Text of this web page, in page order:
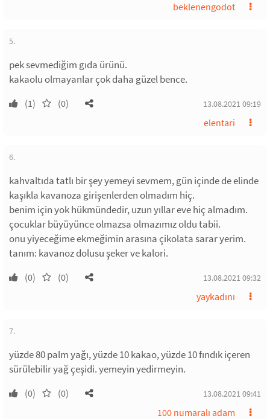
beklenengodot
5.
pek sevmediğim gıda ürünü.
kakaolu olmayanlar çok daha güzel bence.
(1) (0) 13.08.2021 09:19
elentari
6.
kahvaltıda tatlı bir şey yemeyi sevmem, gün içinde de elinde
kaşıkla kavanoza girişenlerden olmadım hiç.
benim için yok hükmündedir, uzun yıllar eve hiç almadım.
çocuklar büyüyünce olmazsa olmazımız oldu tabii.
onu yiyeceğime ekmeğimin arasına çikolata sarar yerim.
tanım: kavanoz dolusu şeker ve kalori.
(0) (0) 13.08.2021 09:32
yaykadını
7.
yüzde 80 palm yağı, yüzde 10 kakao, yüzde 10 fındık içeren
sürülebilir yağ çeşidi. yemeyin yedirmeyin.
(0) (0) 13.08.2021 09:41
100 numaralı adam